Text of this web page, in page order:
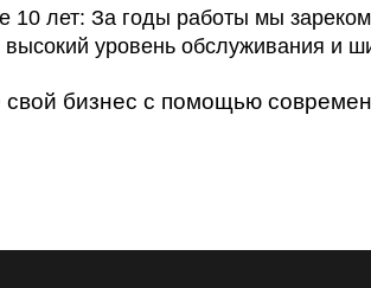
10 лет: За годы работы мы
высокий уровень обслуживания и
свой бизнес с помощью